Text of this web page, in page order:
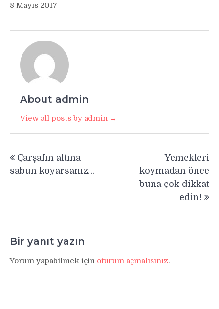
8 Mayıs 2017
About admin
View all posts by admin →
gezinmesi
Çarşafın altına
sabun koyarsanız…
Yemekleri
koymadan önce
buna çok dikkat
edin!
Bir yanıt yazın
Yorum yapabilmek için oturum açmalısınız.